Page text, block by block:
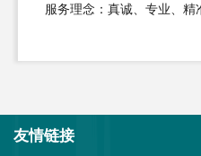
服务理念：真诚、专业、精
友情链接